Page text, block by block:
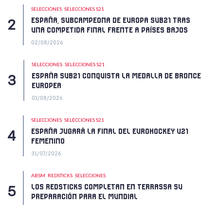
SELECCIONES SELECCIONES S21
ESPAÑA, SUBCAMPEONA DE EUROPA SUB21 TRAS
UNA COMPETIDA FINAL FRENTE A PAÍSES BAJOS
02/08/2026
SELECCIONES SELECCIONES S21
ESPAÑA SUB21 CONQUISTA LA MEDALLA DE BRONCE
EUROPEA
01/08/2026
SELECCIONES SELECCIONES S21
ESPAÑA JUGARÁ LA FINAL DEL EUROHOCKEY U21
FEMENINO
31/07/2026
ABSM REDSTICKS SELECCIONES
LOS REDSTICKS COMPLETAN EN TERRASSA SU
PREPARACIÓN PARA EL MUNDIAL